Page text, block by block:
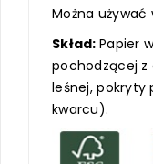
Można
Skład: Papier
pochodzącej z
leśnej, pokryty
kwarcu).